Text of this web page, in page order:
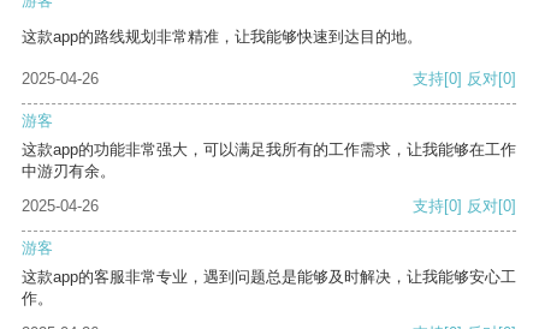
这款app的路线规划非常精准，让我能够快速到达目的地。
2025-04-26 支持[0] 反对[0]
游客
这款app的功能非常强大，可以满足我所有的工作需求，让我能够在工作
中游刃有余。
2025-04-26
支持[0] 反对[0]
游客
这款app的客服非常专业，遇到问题总是能够及时解决，让我能够安心工
作。